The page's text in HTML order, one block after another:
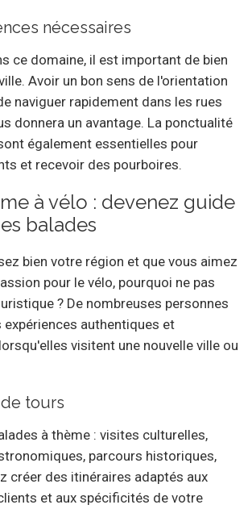
nécessaires
ce domaine, il est important de bien
Avoir un bon sens de l'orientation
naviguer rapidement dans les rues
donnera un avantage. La ponctualité
également essentielles pour
et recevoir des pourboires.
à vélo : devenez guide
balades
bien votre région et que vous aimez
pour le vélo, pourquoi ne pas
? De nombreuses personnes
expériences authentiques et
visitent une nouvelle ville ou
tours
à thème : visites culturelles,
parcours historiques,
créer des itinéraires adaptés aux
et aux spécificités de votre